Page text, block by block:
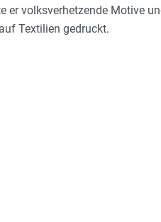
er volksverhetzende Motive
Textilien gedruckt.